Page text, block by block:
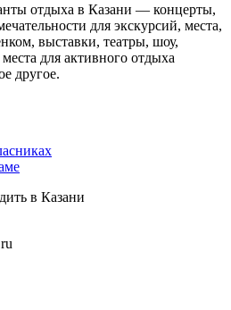
отдыха в Казани — концерты,
для экскурсий, места,
выставки, театры, шоу,
для активного отдыха
другое.
в Казани